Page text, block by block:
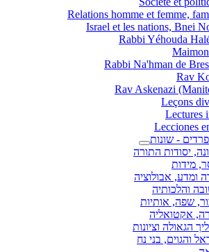
Relations homme et femme,
Israel et les nations, Bnei
Rabbi Yéhouda
Rabbi Na'hman de
Rav
Leçons
Lectures
Lecciones
- שונות
יסודות התורה
מידות
ומדע, אבולוציה
והלכותיה
שפה, אותיות
אקטואליה
הגאולה וציונות
והגוים, בני נח